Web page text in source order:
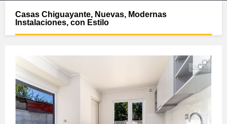
Casas Chiguayante, Nuevas, Modernas
Instalaciones, con Estilo